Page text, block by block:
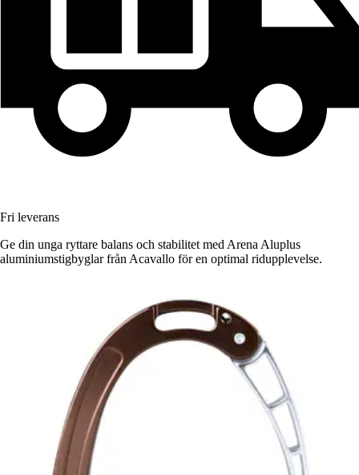
Fri leverans
Ge din unga ryttare balans och stabilitet med Arena Aluplus
aluminiumstigbyglar från Acavallo för en optimal ridupplevelse.